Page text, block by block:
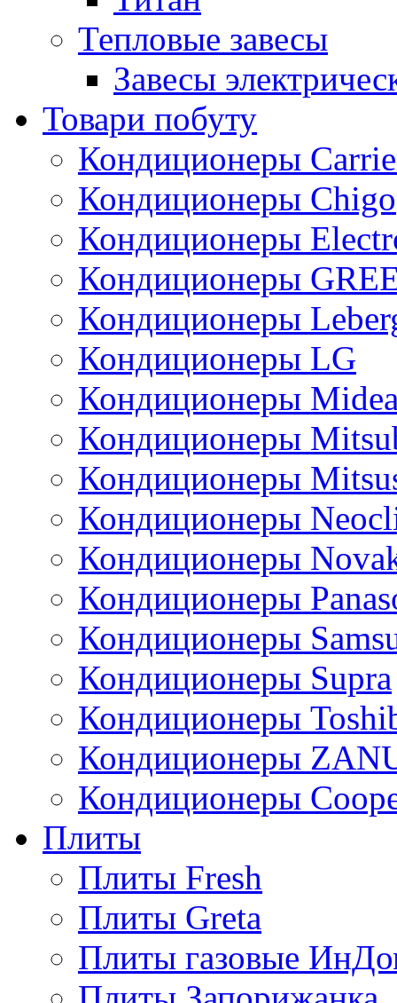
Тепловые завесы
Завесы
Товари побуту
Кондиционеры
Кондиционеры Chigo
Кондиционеры
Кондиционеры
Кондиционеры
Кондиционеры LG
Кондиционеры
Кондиционеры
Кондиционеры
Кондиционеры
Кондиционеры
Кондиционеры
Кондиционеры
Кондиционеры Supra
Кондиционеры
Кондиционеры
Кондиционеры
Плиты
Плиты Fresh
Плиты Greta
Плиты газовые